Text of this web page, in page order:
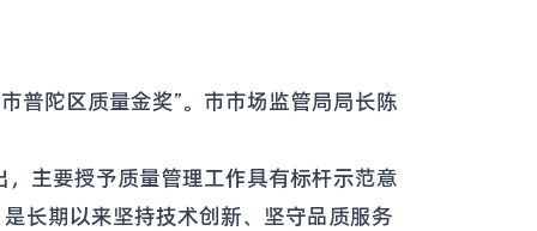
普陀区质量金奖”。市市场监管局局长陈
主要授予质量管理工作具有标杆示范意
长期以来坚持技术创新、坚守品质服务